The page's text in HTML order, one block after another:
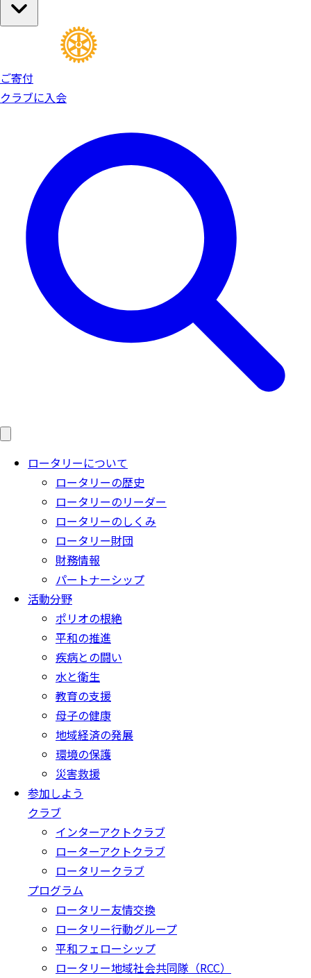
ご寄付
クラブに入会
ロータリーについて
ロータリーの歴史
ロータリーのリーダー
ロータリーのしくみ
ロータリー財団
財務情報
パートナーシップ
活動分野
ポリオの根絶
平和の推進
疾病との闘い
水と衛生
教育の支援
母子の健康
地域経済の発展
環境の保護
災害救援
参加しよう
クラブ
インターアクトクラブ
ローターアクトクラブ
ロータリークラブ
プログラム
ロータリー友情交換
ロータリー行動グループ
平和フェローシップ
ロータリー地域社会共同隊（RCC）